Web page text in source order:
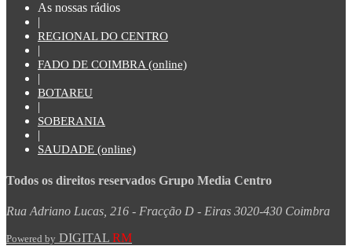
As nossas rádios
|
REGIONAL DO CENTRO
|
FADO DE COIMBRA (online)
|
BOTAREU
|
SOBERANIA
|
SAUDADE (online)
Todos os direitos reservados Grupo Media Centro
Rua Adriano Lucas, 216 - Fracção D - Eiras 3020-430 Coimbra
Powered by DIGITAL RM